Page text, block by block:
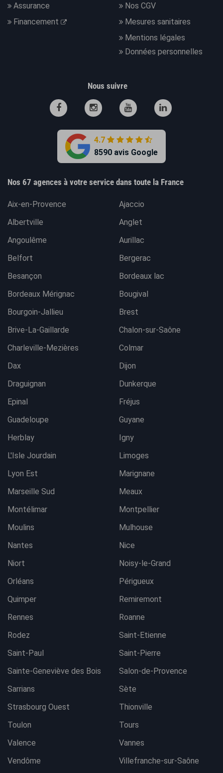
Assurance
Financement
Nos CGV
Mesures sanitaires
Mentions légales
Données personnelles
Nous suivre
4.7
8590 avis Google
Nos 67 agences à votre service dans toute la France
Aix-en-Provence
Ajaccio
Albertville
Anglet
Angoulême
Aurillac
Belfort
Bergerac
Besançon
Bordeaux lac
Bordeaux Mérignac
Bougival
Bourgoin-Jallieu
Brest
Brive-La-Gaillarde
Chalon-sur-Saône
Charleville-Mezières
Colmar
Dax
Dijon
Draguignan
Dunkerque
Epinal
Fréjus
Guadeloupe
Guyane
Herblay
Igny
L'Isle Jourdain
Limoges
Lyon Est
Marignane
Marseille Sud
Meaux
Montélimar
Montpellier
Moulins
Mulhouse
Nantes
Nice
Niort
Noisy-le-Grand
Orléans
Périgueux
Quimper
Remiremont
Rennes
Roanne
Rodez
Saint-Etienne
Saint-Paul
Saint-Pierre
Sainte-Geneviève des Bois
Salon-de-Provence
Sarrians
Sète
Strasbourg Ouest
Thionville
Toulon
Tours
Valence
Vannes
Vendôme
Villefranche-sur-Saône